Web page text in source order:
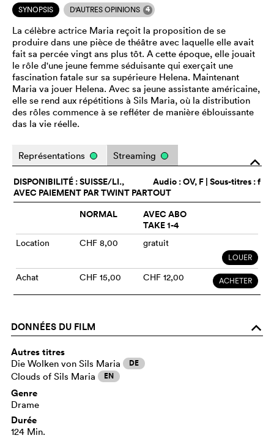
SYNOPSIS D'AUTRES OPINIONS 4
La célèbre actrice Maria reçoit la proposition de se
produire dans une pièce de théâtre avec laquelle elle avait
fait sa percée vingt ans plus tôt. A cette époque, elle jouait
le rôle d'une jeune femme séduisante qui exerçait une
fascination fatale sur sa supérieure Helena. Maintenant
Maria va jouer Helena. Avec sa jeune assistante américaine,
elle se rend aux répétitions à Sils Maria, où la distribution
des rôles commence à se refléter de manière éblouissante
das la vie réelle.
o
Représentations Streaming
Audio :OV, F | Sous-titres : f
DISPONIBILITÉ : SUISSE/LI.,
AVEC PAIEMENT PAR TWINT PARTOUT
NORMAL
AVEC ABO
TAKE 1-4
Location CHF 8,00 gratuit
LOUER
Achat CHF 15,00 CHF 12,00 ACHETER
DONNÉES DU FILM o
Autres titres
Die Wolken von Sils Maria DE
Clouds of Sils Maria EN
Genre
Drame
Durée
124 Min.